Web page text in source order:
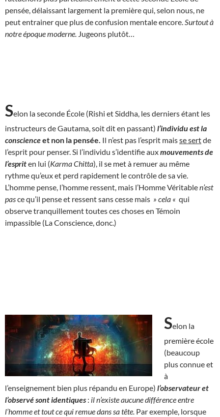
pensée, délaissant largement la première qui, selon nous, ne
peut entrainer que plus de confusion mentale encore. Surtout à
notre époque moderne. Jugeons plutôt…
Selon la seconde École (Rishi et Siddha, les derniers étant les
instructeurs de Gautama, soit dit en passant) l’individu est la
conscienceet non la pensée. Il n’est pas l’esprit maisse sertde
l’esprit pour penser. Si l’individu s’identifie auxmouvements de
l’espriten lui (Karma Chitta), il se met à remuer au même
rythme qu’eux et perd rapidement le contrôle de sa vie.
L’homme pense, l’homme ressent, mais l’Homme Véritablen’est
pasce qu’il pense et ressent sans cesse mais » cela « qui
observe tranquillement toutes ces choses en Témoin
impassible (La Conscience, donc.)
Selon la
première école
(beaucoup
plus connue et
à
l’enseignement bien plus répandu en Europe) l’observateur et
l’observé sont identiques : il n’existe aucune différence entre
l’homme et tout ce qui remue dans sa tête. Par exemple, lorsque